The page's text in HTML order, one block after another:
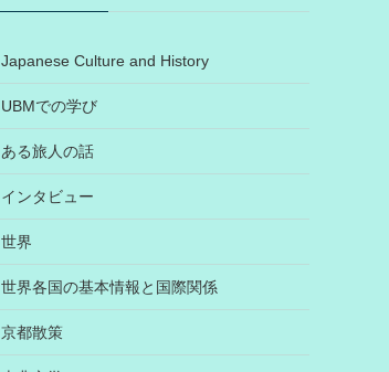
Japanese Culture and History
UBMでの学び
ある旅人の話
インタビュー
世界
世界各国の基本情報と国際関係
京都散策